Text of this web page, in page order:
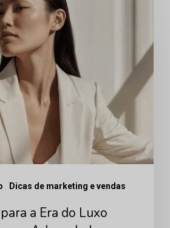
Dicas de marketing e vendas
a Era do Luxo